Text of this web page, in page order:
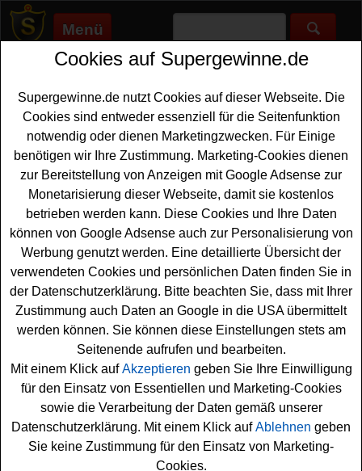
Menü
Supergewinne.de>Gewinnspiele>Technik Gewinnspiele>
Anzeige:
Anzeige:
Milram Gewinnspiel - Fitness Uhr
gewinnen
Wer gern eine tolle Fitness Uhr gewinnenmöchte, sollte
bei diesem kostenlosen Milram Gewinnspiel mitmachen.
Milram verlost insgesamt 9x eine FITBIT Inspire 3 und
mit etwas Glück können Sie eine solche Fitness Uhr
gewinnen. Falls Sie an dem Milram Gewinnspiel
teilnehmen möchten, müssen Sie den kostenlosen
Newsletter abonnieren. Damit können Sie sich die
schöne Gewinnchance sichern. Vielleicht haben Sie ja
Glück und können eine der tollen FitnessUhren
gewinnen ? Auf jeden Fall drücken wir schon einmal fest
die Daumen!
Cookies auf Supergewinne.de
Supergewinne.de nutzt Cookies auf dieser Webseite. Die
Cookies sind entweder essenziell für die Seitenfunktion
notwendig oder dienen Marketingzwecken. Für Einige
benötigen wir Ihre Zustimmung. Marketing-Cookies dienen
zur Bereitstellung von Anzeigen mit Google Adsense zur
Monetarisierung dieser Webseite, damit sie kostenlos
betrieben werden kann. Diese Cookies und Ihre Daten
können von Google Adsense auch zur Personalisierung von
Werbung genutzt werden. Eine detaillierte Übersicht der
verwendeten Cookies und persönlichen Daten finden Sie in
der Datenschutzerklärung. Bitte beachten Sie, dass mit Ihrer
Zustimmung auch Daten an Google in die USA übermittelt
werden können. Sie können diese Einstellungen stets am
Seitenende aufrufen und bearbeiten.
Mit einem Klick aufAkzeptieren geben Sie Ihre Einwilligung
für den Einsatz von Essentiellen und Marketing-Cookies
sowie die Verarbeitung der Daten gemäß unserer
Datenschutzerklärung. Mit einem Klick aufAblehnen geben
Sie keine Zustimmung für den Einsatz von Marketing-
Cookies.